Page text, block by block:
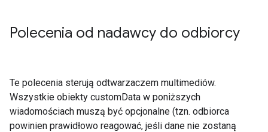
Polecenia od nadawcy do odbiorcy
Te polecenia sterują odtwarzaczem multimediów.
Wszystkie obiekty customData w poniższych
wiadomościach muszą być opcjonalne (tzn. odbiorca
powinien prawidłowo reagować, jeśli dane nie zostaną